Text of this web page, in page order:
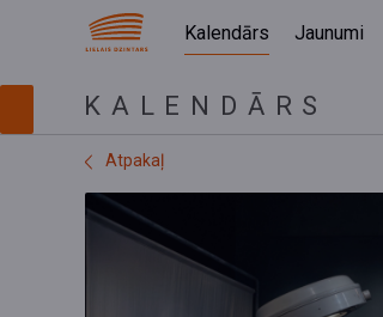
Kalendārs Jaunumi
KALENDĀRS
Atpakaļ